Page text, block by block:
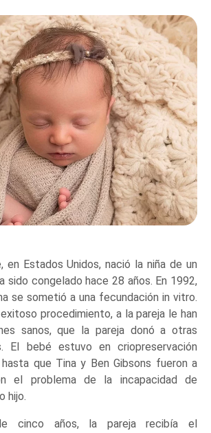
en Estados Unidos, nació la niña de un
sido congelado hace 28 años. En 1992,
se sometió a una fecundación in vitro.
procedimiento, a la pareja le han
sanos, que la pareja donó a otras
El bebé estuvo en criopreservación
que Tina y Ben Gibsons fueron a
el problema de la incapacidad de
hijo.
cinco años, la pareja recibía el